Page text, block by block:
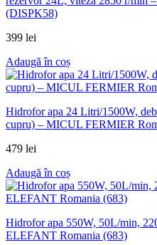
(DISPK58)
399 lei
Adaugă în coș
Hidrofor apa 24 Litri/1500W,
cupru) – MICUL FERMIER
479 lei
Adaugă în coș
Hidrofor apa 550W, 50L/min,
ELEFANT Romania (683)